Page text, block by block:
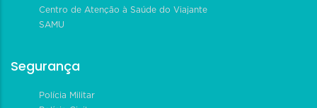
Centro de Atenção à Saúde do Viajante
SAMU
Segurança
Polícia Militar